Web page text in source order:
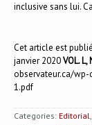
inclusive sans lui.
Cet article est
janvier 2020VOL. L,
observateur.ca/
1.pdf
Categories: Editorial,